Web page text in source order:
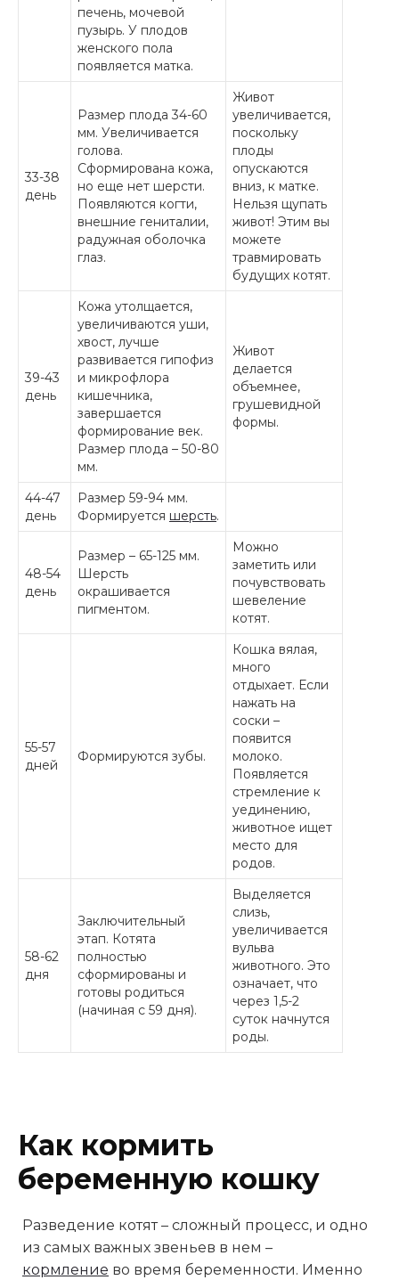
печень, мочевой
пузырь. У плодов
женского пола
появляется матка.
33-38
день
Размер плода 34-60
мм. Увеличивается
голова.
Сформирована кожа,
но еще нет шерсти.
Появляются когти,
внешние гениталии,
радужная оболочка
глаз.
Живот
увеличивается,
поскольку
плоды
опускаются
вниз, к матке.
Нельзя щупать
живот! Этим вы
можете
травмировать
будущих котят.
39-43
день
Кожа утолщается,
увеличиваются уши,
хвост, лучше
развивается гипофиз
и микрофлора
кишечника,
завершается
формирование век.
Размер плода – 50-80
мм.
Живот
делается
объемнее,
грушевидной
формы.
44-47
день
Размер 59-94 мм.
Формируется шерсть.
48-54
день
Размер – 65-125 мм.
Шерсть
окрашивается
пигментом.
Можно
заметить или
почувствовать
шевеление
котят.
55-57
дней
Формируются зубы.
Кошка вялая,
много
отдыхает. Если
нажать на
соски –
появится
молоко.
Появляется
стремление к
уединению,
животное ищет
место для
родов.
58-62
дня
Заключительный
этап. Котята
полностью
сформированы и
готовы родиться
(начиная с 59 дня).
Выделяется
слизь,
увеличивается
вульва
животного. Это
означает, что
через 1,5-2
суток начнутся
роды.
Как кормить
беременную кошку
Разведение котят – сложный процесс, и одно
из самых важных звеньев в нем –
кормление во время беременности. Именно